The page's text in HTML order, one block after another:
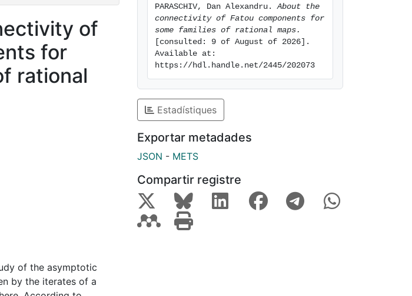
of
for
rational
of the asymptotic
by the iterates of a
PARASCHIV, Dan Alexandru. About the
connectivity of Fatou components for
some families of rational maps.
[consulted: 9 of August of 2026].
Available at:
https://hdl.handle.net/2445/202073
Estadístiques
Exportar metadades
JSON - METS
Compartir registre